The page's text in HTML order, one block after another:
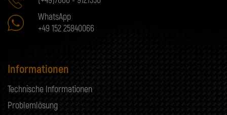
WhatsApp
+49 152 25840066
Informationen
Technische Informationen
Problemlösung